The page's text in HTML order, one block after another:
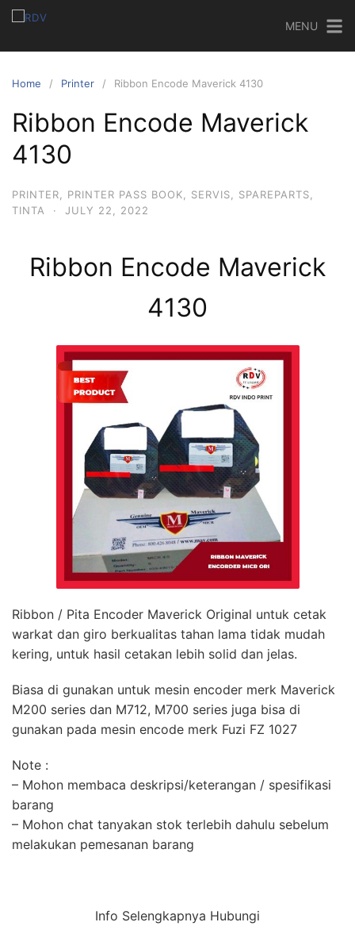
MENU
Home Printer Ribbon Encode Maverick 4130
Ribbon Encode Maverick
4130
PRINTER PRINTER PASS BOOK SERVIS SPAREPARTS
TINTA
· JULY 22, 2022
Ribbon Encode Maverick
4130
Ribbon / Pita Encoder Maverick Original untuk cetak
warkat dan giro berkualitas tahan lama tidak mudah
kering, untuk hasil cetakan lebih solid dan jelas.
Biasa di gunakan untuk mesin encoder merk Maverick
M200 series dan M712, M700 series juga bisa di
gunakan pada mesin encode merk Fuzi FZ 1027
Note :
– Mohon membaca deskripsi/keterangan / spesifikasi
barang
– Mohon chat tanyakan stok terlebih dahulu sebelum
melakukan pemesanan barang
Info Selengkapnya Hubungi